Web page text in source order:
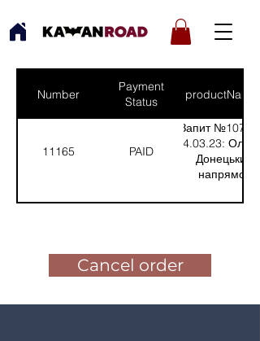
Number
Payment
Status
productNames
11165 PAID
Запит №1079
04.03.23:
Донецький
напрямок
1)
Cancel order